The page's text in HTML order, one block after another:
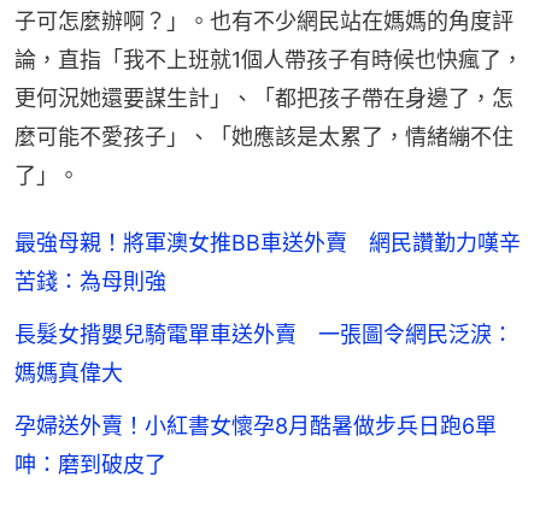
子可怎麼辦啊？」。也有不少網民站在媽媽的角度評
論，直指「我不上班就1個人帶孩子有時候也快瘋了，
更何況她還要謀生計」、「都把孩子帶在身邊了，怎
麼可能不愛孩子」、「她應該是太累了，情緒繃不住
了」。
最強母親！將軍澳女推BB車送外賣 網民讚勤力嘆辛
苦錢：為母則強
長髮女揹嬰兒騎電單車送外賣 一張圖令網民泛淚：
媽媽真偉大
孕婦送外賣！小紅書女懷孕8月酷暑做步兵日跑6單
呻：磨到破皮了